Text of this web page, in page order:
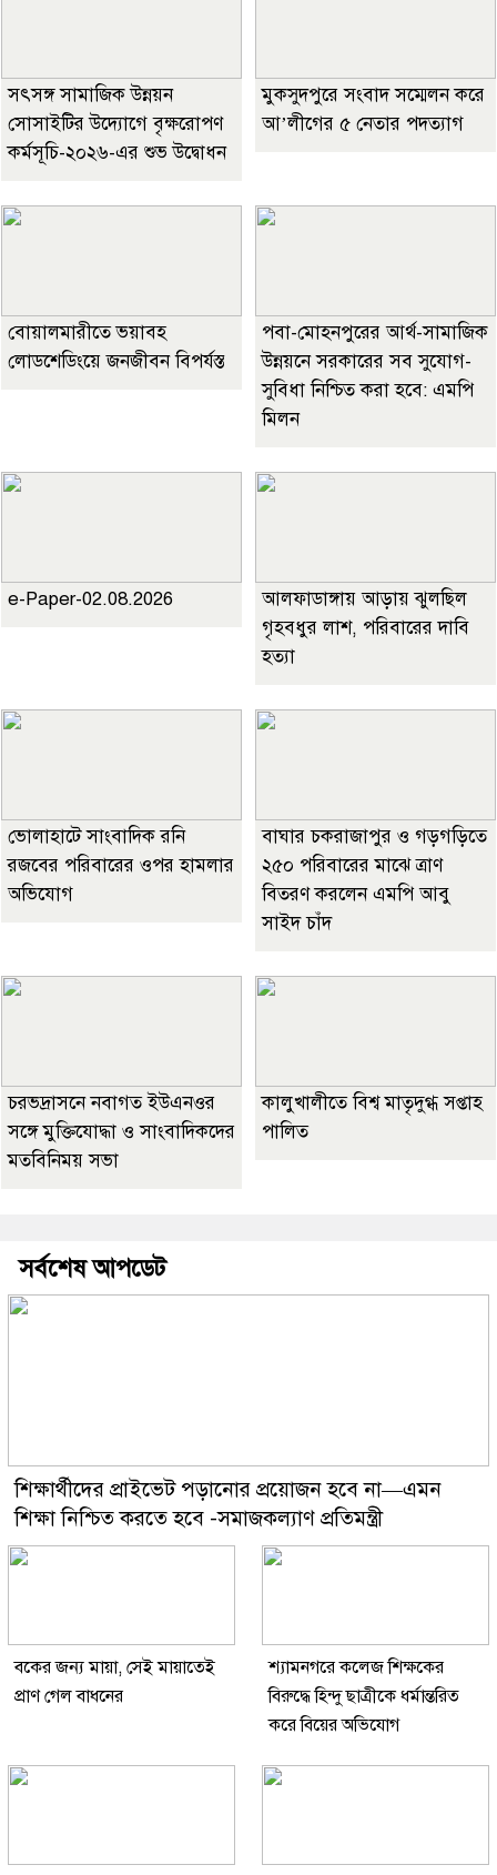
সৎসঙ্গ সামাজিক উন্নয়ন
সোসাইটির উদ্যোগে বৃক্ষরোপণ
কর্মসূচি-২০২৬-এর শুভ উদ্বোধন
মুকসুদপুরে সংবাদ সম্মেলন করে
আ’লীগের ৫ নেতার পদত্যাগ
বোয়ালমারীতে ভয়াবহ
লোডশেডিংয়ে জনজীবন বিপর্যস্ত
পবা-মোহনপুরের আর্থ-সামাজিক
উন্নয়নে সরকারের সব সুযোগ-
সুবিধা নিশ্চিত করা হবে: এমপি
মিলন
e-Paper-02.08.2026
আলফাডাঙ্গায় আড়ায় ঝুলছিল
গৃহবধুর লাশ, পরিবারের দাবি
হত্যা
ভোলাহাটে সাংবাদিক রনি
রজবের পরিবারের ওপর হামলার
অভিযোগ
বাঘার চকরাজাপুর ও গড়গড়িতে
২৫০ পরিবারের মাঝে ত্রাণ
বিতরণ করলেন এমপি আবু
সাইদ চাঁদ
চরভদ্রাসনে নবাগত ইউএনওর
সঙ্গে মুক্তিযোদ্ধা ও সাংবাদিকদের
মতবিনিময় সভা
কালুখালীতে বিশ্ব মাতৃদুগ্ধ সপ্তাহ
পালিত
সর্বশেষ আপডেট
শিক্ষার্থীদের প্রাইভেট পড়ানোর প্রয়োজন হবে না—এমন
শিক্ষা নিশ্চিত করতে হবে -সমাজকল্যাণ প্রতিমন্ত্রী
বকের জন্য মায়া, সেই মায়াতেই
প্রাণ গেল বাধনের
শ্যামনগরে কলেজ শিক্ষকের
বিরুদ্ধে হিন্দু ছাত্রীকে ধর্মান্তরিত
করে বিয়ের অভিযোগ